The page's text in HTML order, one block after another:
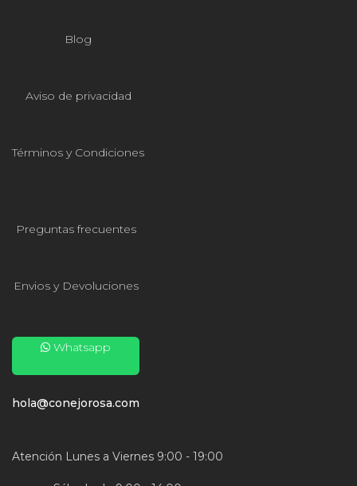
Blog
Aviso de privacidad
Términos y Condiciones
Preguntas frecuentes
Envios y Devoluciones
Whatsapp
hola@conejorosa.com
Atención Lunes a Viernes 9:00 - 19:00